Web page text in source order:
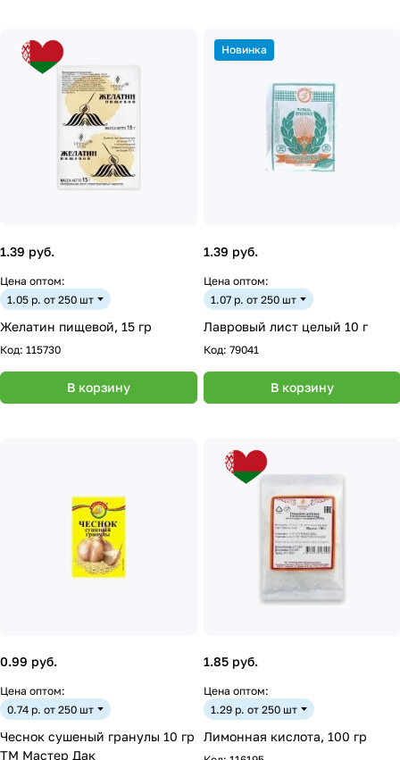
1.39 руб.
Цена оптом:
1.05 р. от 250 шт
Желатин пищевой, 15 гр
Код: 115730
В корзину
Новинка
1.39 руб.
Цена оптом:
1.07 р. от 250 шт
Лавровый лист целый 10 г
Код: 79041
В корзину
0.99 руб.
Цена оптом:
0.74 р. от 250 шт
Чеснок сушеный гранулы 10 гр
ТМ Мастер Дак
1.85 руб.
Цена оптом:
1.29 р. от 250 шт
Лимонная кислота, 100 гр